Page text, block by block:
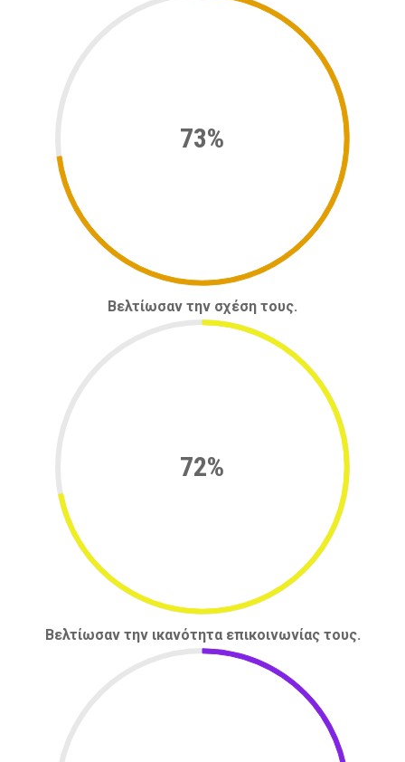
73%
Βελτίωσαν την σχέση τους.
72%
Βελτίωσαν την ικανότητα επικοινωνίας τους.